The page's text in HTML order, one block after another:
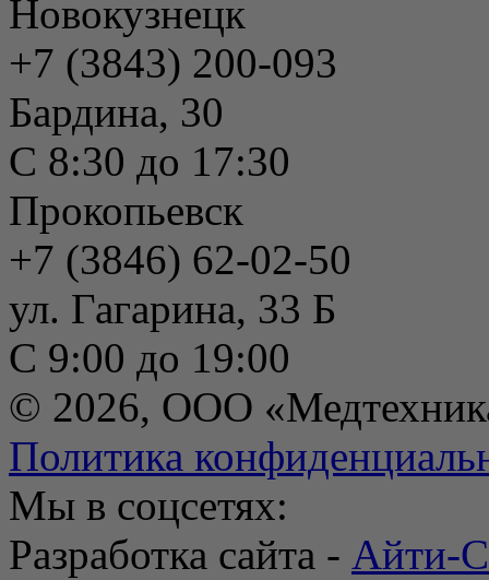
Новокузнецк
+7 (3843) 200-093
Бардина, 30
С 8:30 до 17:30
Прокопьевск
+7 (3846) 62-02-50
ул. Гагарина, 33 Б
С 9:00 до 19:00
© 2026, ООО
Политика
Мы в соцсетях:
Разработка сайта - Айти-